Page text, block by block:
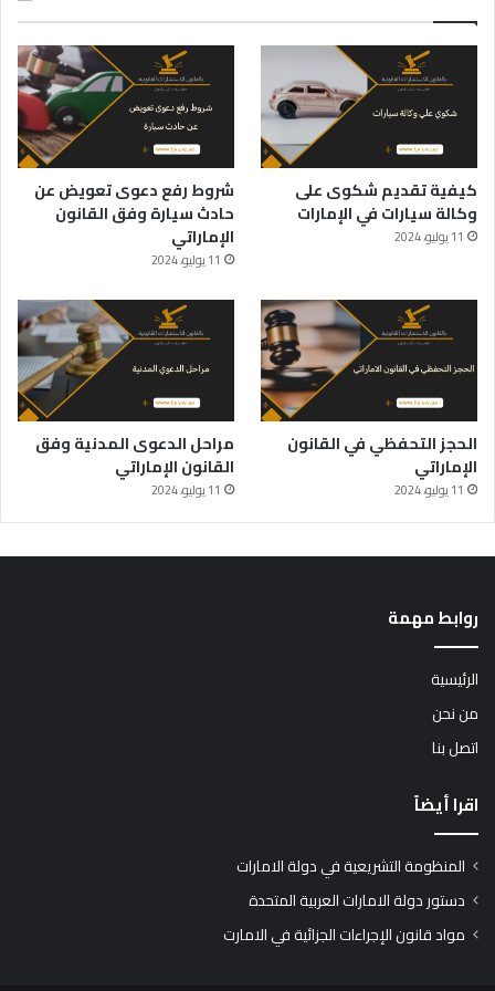
كيفية تقديم شكوى على
وكالة سيارات في الإمارات
11 يوليو، 2024
شروط رفع دعوى تعويض عن
حادث سيارة وفق القانون
الإماراتي
11 يوليو، 2024
الحجز التحفظي في القانون
الإماراتي
11 يوليو، 2024
مراحل الدعوى المدنية وفق
القانون الإماراتي
11 يوليو، 2024
روابط مهمة
الرئيسية
من نحن
اتصل بنا
اقرا أيضاً
المنظومة التشريعية في دولة الامارات
دستور دولة الامارات العربية المتحدة
مواد قانون الإجراءات الجزائية في الامارت